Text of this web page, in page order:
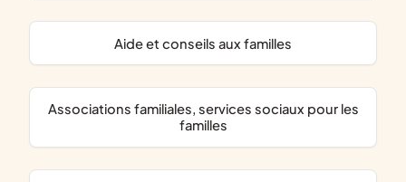
aide et conseils aux familles
associations familiales, services sociaux pour les
familles